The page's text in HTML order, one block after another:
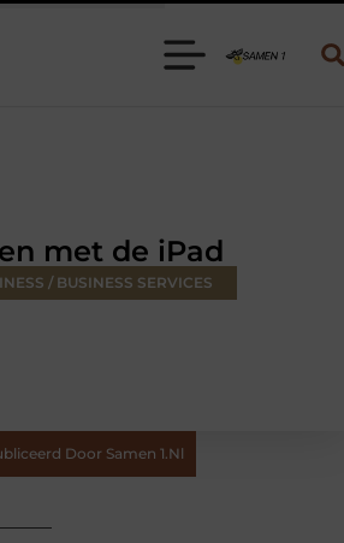
voor jouw klus
met de iPad
/ BUSINESS SERVICES
Door Samen 1.nl